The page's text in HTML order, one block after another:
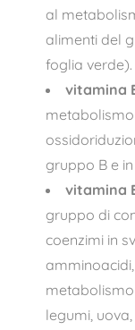
al
alimenti del
foglia verde).
vitamina
gruppo B e
vitamina
gruppo di
coenzimi in
metabolismo
legumi,